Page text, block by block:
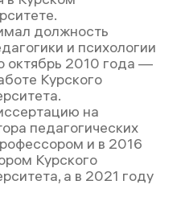
должность
и психологии
октябрь 2010 года —
Курского
на
педагогических
и в 2016
Курского
а в 2021 году